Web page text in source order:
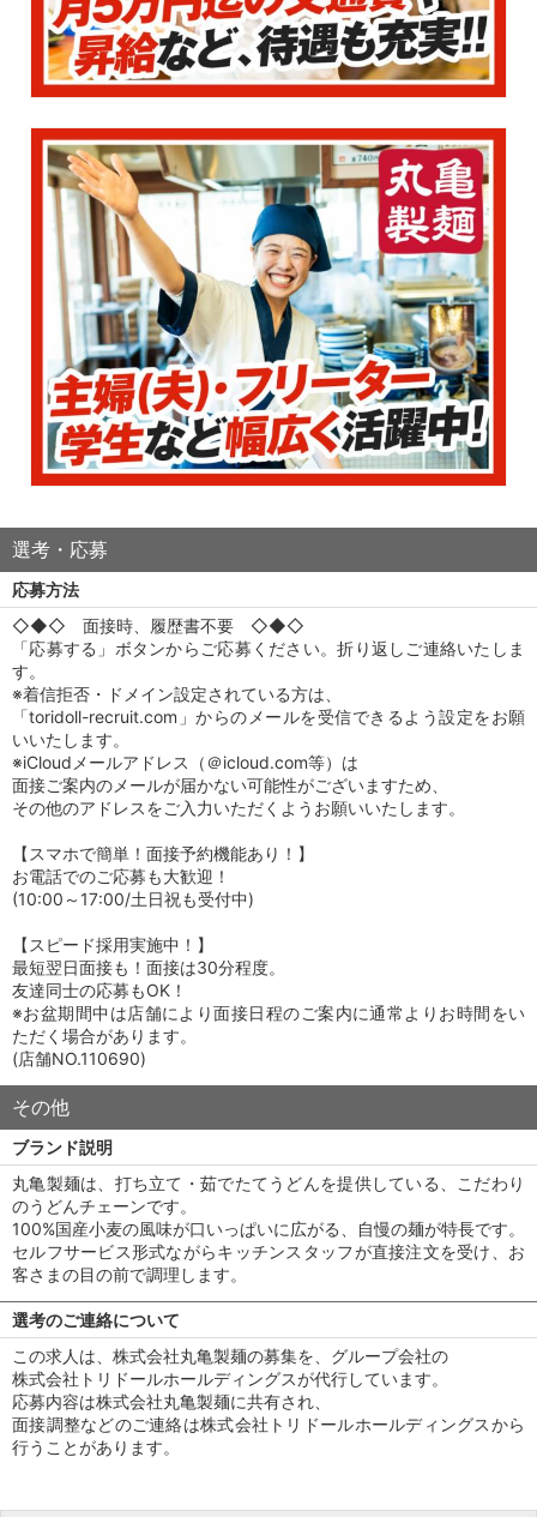
選考・応募
応募方法
◇◆◇ 面接時、履歴書不要 ◇◆◇
「応募する」ボタンからご応募ください。折り返しご連絡いたしま
す。
※着信拒否・ドメイン設定されている方は、
「toridoll-recruit.com」からのメールを受信できるよう設定をお願
いいたします。
※iCloudメールアドレス（＠icloud.com等）は
面接ご案内のメールが届かない可能性がございますため、
その他のアドレスをご入力いただくようお願いいたします。
【スマホで簡単！面接予約機能あり！】
お電話でのご応募も大歓迎！
(10:00～17:00/土日祝も受付中)
【スピード採用実施中！】
最短翌日面接も！面接は30分程度。
友達同士の応募もOK！
※お盆期間中は店舗により面接日程のご案内に通常よりお時間をい
ただく場合があります。
(店舗NO.110690)
その他
ブランド説明
丸亀製麺は、打ち立て・茹でたてうどんを提供している、こだわり
のうどんチェーンです。
100%国産小麦の風味が口いっぱいに広がる、自慢の麺が特長です。
セルフサービス形式ながらキッチンスタッフが直接注文を受け、お
客さまの目の前で調理します。
選考のご連絡について
この求人は、株式会社丸亀製麺の募集を、グループ会社の
株式会社トリドールホールディングスが代行しています。
応募内容は株式会社丸亀製麺に共有され、
面接調整などのご連絡は株式会社トリドールホールディングスから
行うことがあります。